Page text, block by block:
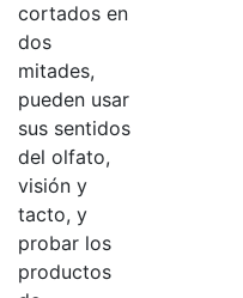
cortados en
dos
mitades,
pueden usar
sus sentidos
del olfato,
visión y
tacto, y
probar los
productos